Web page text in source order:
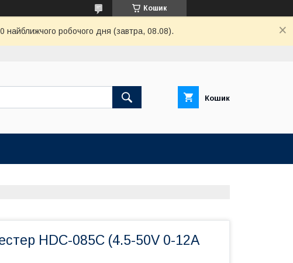
Кошик
найближчого робочого дня (завтра, 08.08).
Кошик
HDC-085C (4.5-50V 0-12A